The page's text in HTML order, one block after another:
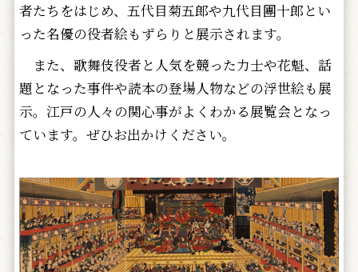
者たちをはじめ、五代目菊五郎や九代目團十郎とい
った名優の役者絵もずらりと展示されます。
また、歌舞伎役者と人気を競った力士や花魁、話
題となった事件や読本の登場人物などの浮世絵も展
示。江戸の人々の関心事がよくわかる展覧会となっ
ています。ぜひお出かけください。